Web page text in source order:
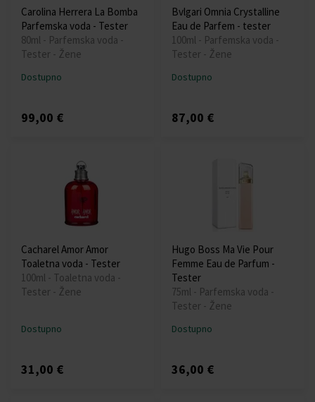
Carolina Herrera La Bomba
Parfemska voda - Tester
80ml - Parfemska voda -
Tester - Žene
Dostupno
99,00 €
Bvlgari Omnia Crystalline
Eau de Parfem - tester
100ml - Parfemska voda -
Tester - Žene
Dostupno
87,00 €
Cacharel Amor Amor
Toaletna voda - Tester
100ml - Toaletna voda -
Tester - Žene
Dostupno
31,00 €
Hugo Boss Ma Vie Pour
Femme Eau de Parfum -
Tester
75ml - Parfemska voda -
Tester - Žene
Dostupno
36,00 €